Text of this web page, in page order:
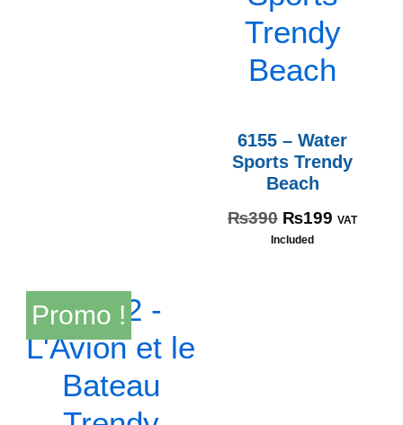
6155 – Water
Sports Trendy
Beach
₨390 ₨199 VAT
Included
Promo !